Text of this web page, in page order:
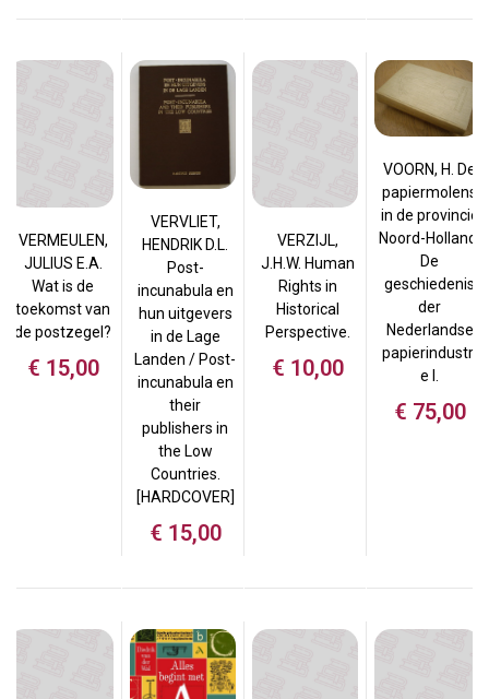
VERMEULEN,
JULIUS E.A.
Wat is de
toekomst van
de postzegel?
€ 15,00
VERVLIET,
HENDRIK D.L.
Post-
incunabula en
hun uitgevers
in de Lage
Landen / Post-
incunabula en
their
publishers in
the Low
Countries.
[HARDCOVER]
€ 15,00
VERZIJL,
J.H.W. Human
Rights in
Historical
Perspective.
€ 10,00
VOORN, H. De
papiermolens
in de provincie
Noord-Holland.
De
geschiedenis
der
Nederlandse
papierindustri
e I.
€ 75,00